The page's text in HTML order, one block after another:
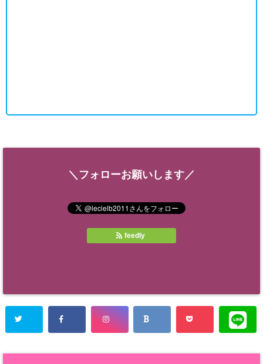
＼フォローお願いします／
feedly